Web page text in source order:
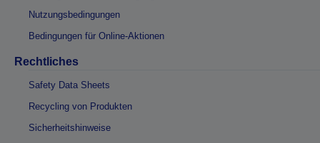
Nutzungsbedingungen
Bedingungen für Online-Aktionen
Rechtliches
Safety Data Sheets
Recycling von Produkten
Sicherheitshinweise